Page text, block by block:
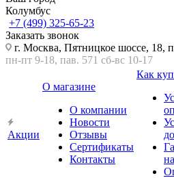
Колумбус
+7 (499) 325-65-23
Заказать звонок
г. Москва, Пятницкое шоссе, 18,
пн-пт 9-18, пав. 571 сб-вс 10-17
Акции
О магазине
О компании
Новости
Отзывы
Сертификаты
Контакты
Как